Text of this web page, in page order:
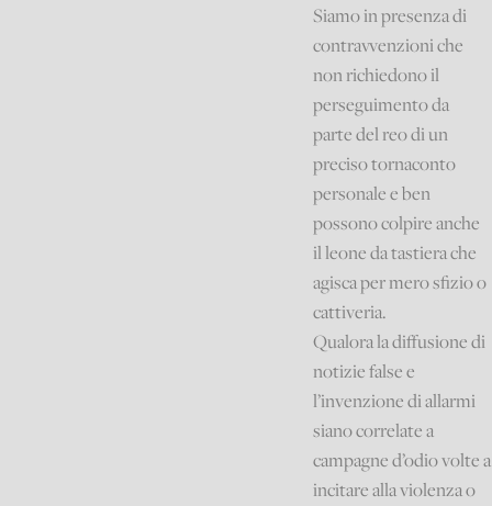
Siamo in presenza di
contravvenzioni che
non richiedono il
perseguimento da
parte del reo di un
preciso tornaconto
personale e ben
possono colpire anche
il leone da tastiera che
agisca per mero sfizio o
cattiveria.
Qualora la diffusione di
notizie false e
l’invenzione di allarmi
siano correlate a
campagne d’odio volte a
incitare alla violenza o